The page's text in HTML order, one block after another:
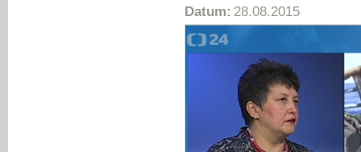
Datum: 28.08.2015